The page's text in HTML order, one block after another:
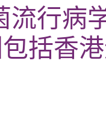
流行病
括香